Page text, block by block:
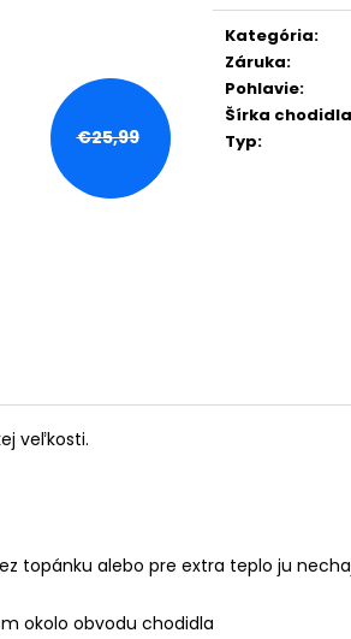
Jednotková
cena:
Kategória:
Záruka:
Pohlavie:
Šírka chodidla
Typ:
€25,99
veľkosti.
topánku alebo pre extra teplo ju
okolo obvodu chodidla